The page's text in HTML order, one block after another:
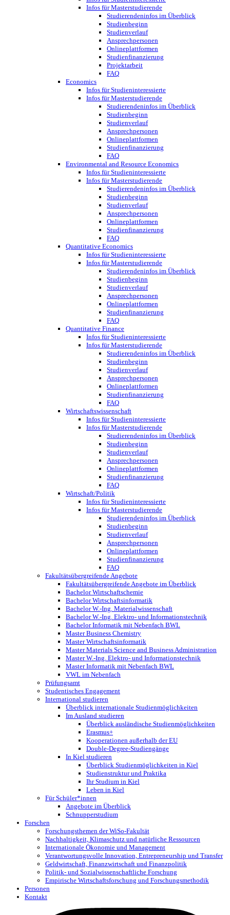
Infos für Masterstudierende
Studierendeninfos im Überblick
Studienbeginn
Studienverlauf
Ansprechpersonen
Onlineplattformen
Studienfinanzierung
Projektarbeit
FAQ
Economics
Infos für Studieninteressierte
Infos für Masterstudierende
Studierendeninfos im Überblick
Studienbeginn
Studienverlauf
Ansprechpersonen
Onlineplattformen
Studienfinanzierung
FAQ
Environmental and Resource Economics
Infos für Studieninteressierte
Infos für Masterstudierende
Studierendeninfos im Überblick
Studienbeginn
Studienverlauf
Ansprechpersonen
Onlineplattformen
Studienfinanzierung
FAQ
Quantitative Economics
Infos für Studieninteressierte
Infos für Masterstudierende
Studierendeninfos im Überblick
Studienbeginn
Studienverlauf
Ansprechpersonen
Onlineplattformen
Studienfinanzierung
FAQ
Quantitative Finance
Infos für Studieninteressierte
Infos für Masterstudierende
Studierendeninfos im Überblick
Studienbeginn
Studienverlauf
Ansprechpersonen
Onlineplattformen
Studienfinanzierung
FAQ
Wirtschaftswissenschaft
Infos für Studieninteressierte
Infos für Masterstudierende
Studierendeninfos im Überblick
Studienbeginn
Studienverlauf
Ansprechpersonen
Onlineplattformen
Studienfinanzierung
FAQ
Wirtschaft/Politik
Infos für Studieninteressierte
Infos für Masterstudierende
Studierendeninfos im Überblick
Studienbeginn
Studienverlauf
Ansprechpersonen
Onlineplattformen
Studienfinanzierung
FAQ
Fakultätsübergreifende Angebote
Fakultätsübergreifende Angebote im Überblick
Bachelor Wirtschaftschemie
Bachelor Wirtschaftsinformatik
Bachelor W.-Ing. Materialwissenschaft
Bachelor W.-Ing. Elektro- und Informationstechnik
Bachelor Informatik mit Nebenfach BWL
Master Business Chemistry
Master Wirtschaftsinformatik
Master Materials Science and Business Administration
Master W.-Ing. Elektro- und Informationstechnik
Master Informatik mit Nebenfach BWL
VWL im Nebenfach
Prüfungsamt
Studentisches Engagement
International studieren
Überblick internationale Studienmöglichkeiten
Im Ausland studieren
Überblick ausländische Studienmöglichkeiten
Erasmus+
Kooperationen außerhalb der EU
Double-Degree-Studiengänge
In Kiel studieren
Überblick Studienmöglichkeiten in Kiel
Studienstruktur und Praktika
Ihr Studium in Kiel
Leben in Kiel
Für Schüler*innen
Angebote im Überblick
Schnupperstudium
Forschen
Forschungsthemen der WiSo-Fakultät
Nachhaltigkeit, Klimaschutz und natürliche Ressourcen
Internationale Ökonomie und Management
Verantwortungsvolle Innovation, Entrepreneurship und Transfer
Geldwirtschaft, Finanzwirtschaft und Finanzpolitik
Politik- und Sozialwissenschaftliche Forschung
Empirische Wirtschaftsforschung und Forschungsmethodik
Personen
Kontakt